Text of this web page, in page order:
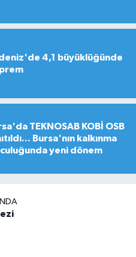
4,1 büyüklüğünde
TEKNOSAB KOBİ OSB
Bursa'nın kalkınma
yeni dönem